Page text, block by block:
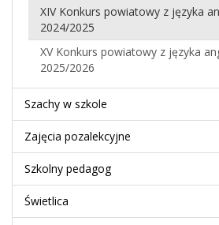
XIV Konkurs powiatowy z języka
2024/2025
XV Konkurs powiatowy z języka
2025/2026
Szachy w szkole
Zajęcia pozalekcyjne
Szkolny pedagog
Świetlica